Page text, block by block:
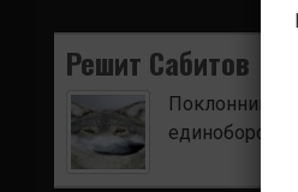
Решит Сабитов
Поклонник
единоборств.